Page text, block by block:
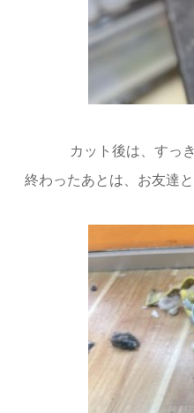
カット後は、すっ
終わったあとは、お友達